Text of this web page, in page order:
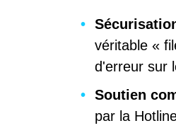
véritable «
d'erreur sur
Soutien
par la